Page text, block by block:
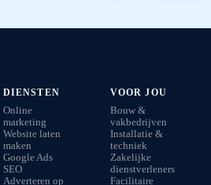
DIENSTEN
Online
marketing
Website laten
maken
Google Ads
SEO
Adverteren op
VOOR JOU
Bouw &
vakbedrijven
Installatie &
techniek
Zakelijke
dienstverleners
Facilitaire